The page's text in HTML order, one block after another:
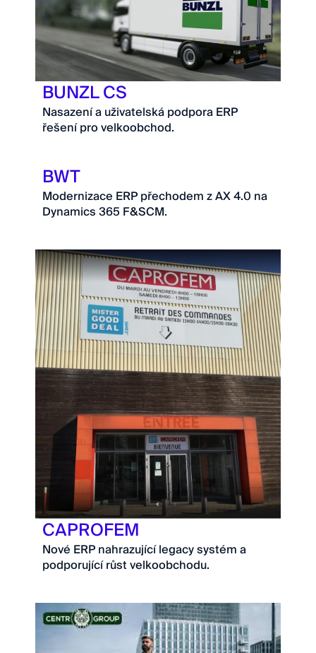
BUNZL CS
Nasazení a uživatelská podpora ERP
řešení pro velkoobchod.
BWT
Modernizace ERP přechodem z AX 4.0 na
Dynamics 365 F&SCM.
CAPROFEM
Nové ERP nahrazující legacy systém a
podporující růst velkoobchodu.